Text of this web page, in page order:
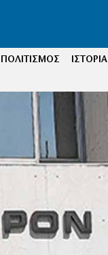
ΠΟΛΙΤΙΣΜΟΣ ΙΣΤΟΡΙΑ